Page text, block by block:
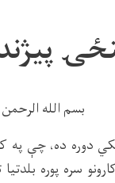
بسم الله
دوره ده،
سره پوره